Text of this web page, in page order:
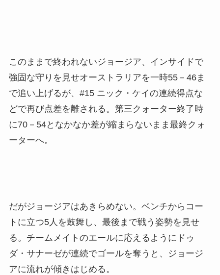
このままで終われないジョージア、インサイドで
強固な守りを見せオーストラリアを一時55－46ま
で追い上げるが、#15 ニック・ケイの連続得点な
どで再び点差を離される。第三クォーター終了時
に70－54となかなか差が縮まらないまま最終クォ
ーターへ。
だがジョージアはあきらめない。ベンチからコー
トに立つ5人を鼓舞し、最後まで戦う姿勢を見せ
る。チームメイトのエールに応えるようにドゥ
ダ・サナーゼが連続でゴールを奪うと、ジョージ
アに流れが傾きはじめる。